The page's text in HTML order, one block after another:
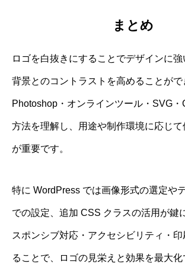
まとめ
ロゴを白抜きにすることでデザインに強
背景とのコントラストを高めることがで
Photoshop・オンラインツール・SVG
方法を理解し、用途や制作環境に応じて
が重要です。
特に WordPress では画像形式の選定や
での設定、追加 CSS クラスの活用が鍵
スポンシブ対応・アクセシビリティ・
ることで、ロゴの見栄えと効果を最大化